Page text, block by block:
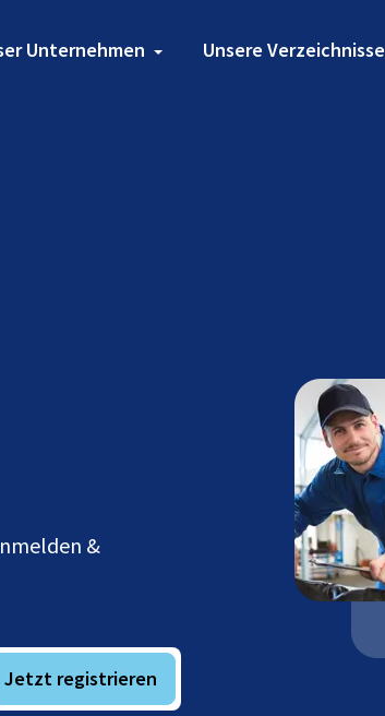
Unternehmen Unsere Verzeichnisse
&
Jetzt registrieren